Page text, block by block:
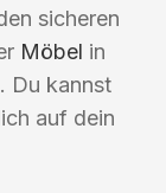
sicheren
Möbel in
Du kannst
auf dein